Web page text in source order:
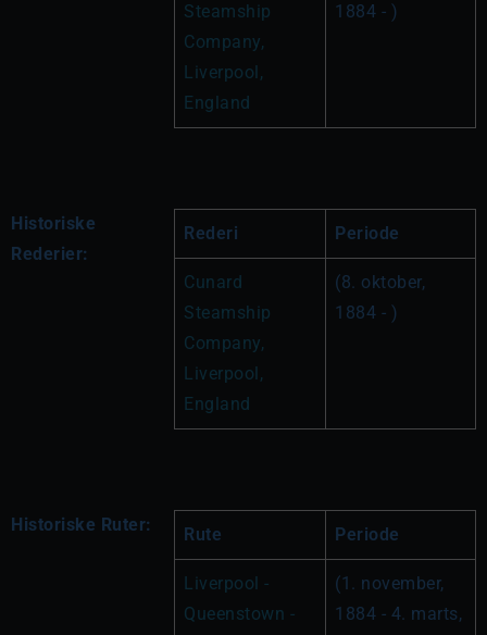
Steamship
Company,
Liverpool,
England
1884 - )
Historiske
Rederier:
Rederi Periode
Cunard
Steamship
Company,
Liverpool,
England
(8. oktober,
1884 - )
Historiske Ruter: Rute Periode
Liverpool -
Queenstown -
(1. november,
1884 - 4. marts,